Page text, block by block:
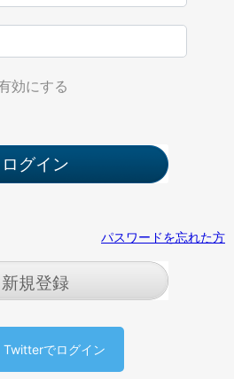
効にする
パスワードを忘れた方
新規登録
Twitterでログイン